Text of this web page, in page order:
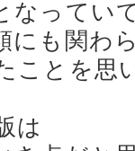
なってい
にも関わ
ことを思
は